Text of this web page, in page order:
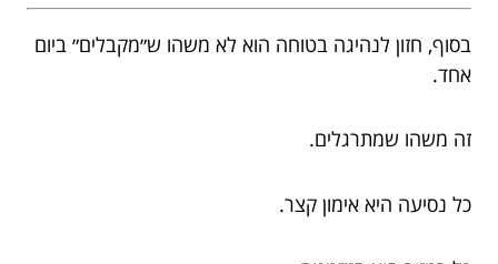
בסוף, חזון לנהיגה בטוחה הוא לא משהו ש״מקבלים״ ביום
אחד.
זה משהו שמתרגלים.
כל נסיעה היא אימון קצר.